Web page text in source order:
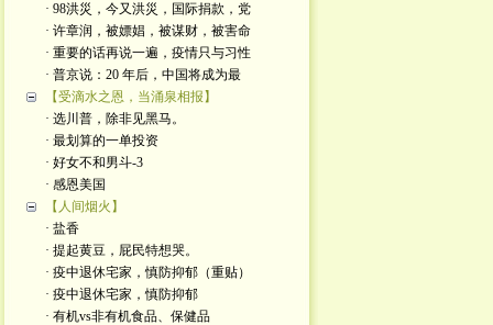
· 98洪災，今又洪災，国际捐款，党
· 许章润，被嫖娼，被谋财，被害命
· 重要的话再说一遍，疫情只与习性
· 普京说：20 年后，中国将成为最
【受滴水之恩，当涌泉相报】
· 选川普，除非见黑马。
· 最划算的一单投资
· 好女不和男斗-3
· 感恩美国
【人间烟火】
· 盐香
· 提起黄豆，屁民特想哭。
· 疫中退休宅家，慎防抑郁（重贴）
· 疫中退休宅家，慎防抑郁
· 有机vs非有机食品、保健品